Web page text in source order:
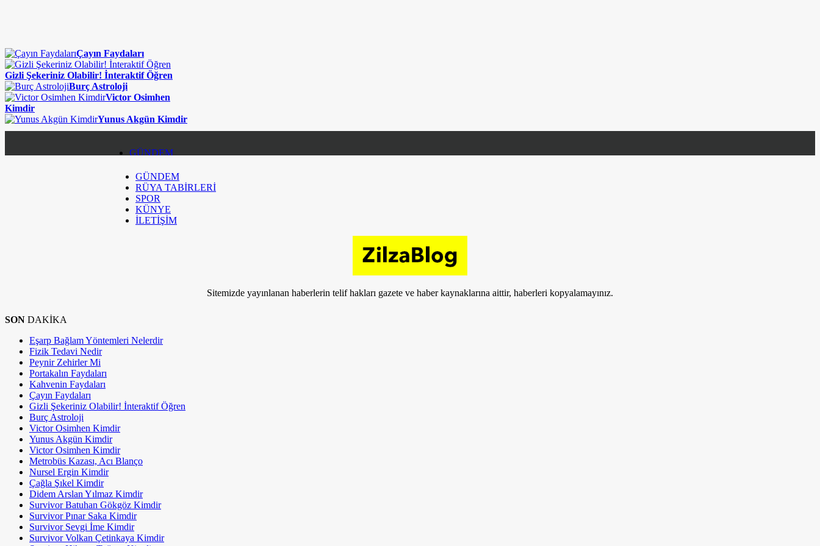
Çayın Faydaları
Gizli Şekeriniz Olabilir! İnteraktif Öğren
Burç Astroloji
Victor Osimhen
Kimdir
Yunus Akgün Kimdir
GÜNDEM
RÜYA TABİRLERİ
SPOR
KÜNYE
GÜNDEM
RÜYA TABİRLERİ
SPOR
KÜNYE
İLETİŞİM
Sitemizde yayınlanan haberlerin telif hakları gazete ve haber kaynaklarına aittir, haberleri kopyalamayınız.
SON DAKİKA
Eşarp Bağlam Yöntemleri Nelerdir
Fizik Tedavi Nedir
Peynir Zehirler Mi
Portakalın Faydaları
Kahvenin Faydaları
Çayın Faydaları
Gizli Şekeriniz Olabilir! İnteraktif Öğren
Burç Astroloji
Victor Osimhen Kimdir
Yunus Akgün Kimdir
Victor Osimhen Kimdir
Metrobüs Kazası, Acı Blanço
Nursel Ergin Kimdir
Çağla Şıkel Kimdir
Didem Arslan Yılmaz Kimdir
Survivor Batuhan Gökgöz Kimdir
Survivor Pınar Saka Kimdir
Survivor Sevgi İme Kimdir
Survivor Volkan Çetinkaya Kimdir